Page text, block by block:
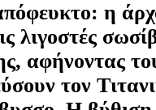
η
λιγοστές
αφήνοντας
τον